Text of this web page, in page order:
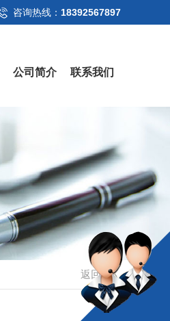
咨询热线： 18392567897
公司简介 联系我们
返回